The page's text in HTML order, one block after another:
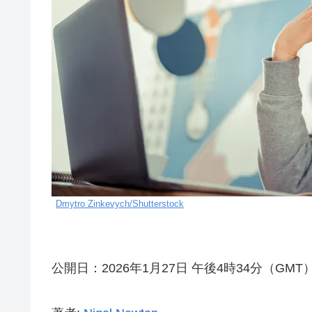
Dmytro Zinkevych/Shutterstock
公開日：2026年1月27日 午後4時34分（GMT